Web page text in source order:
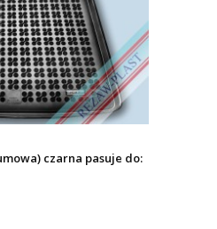
czarna pasuje do: